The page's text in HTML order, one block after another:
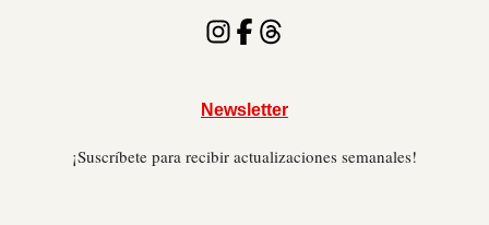
Newsletter
¡Suscríbete para recibir actualizaciones semanales!